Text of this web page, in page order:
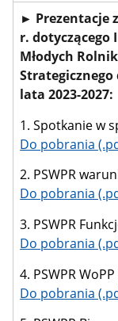
► Prezentacje
r. dotyczącego
Młodych
lata 2023-2027:
1. Spotkanie w
Do pobrania
2. PSWPR
Do pobrania
3. PSWPR
Do pobrania
4. PSWPR
Do pobrania